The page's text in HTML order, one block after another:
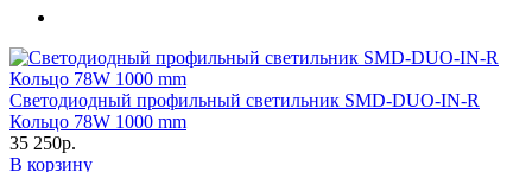
Светодиодный профильный светильник SMD-DUO-IN-R
Кольцо 78W 1000 mm
35 250р.
В корзину